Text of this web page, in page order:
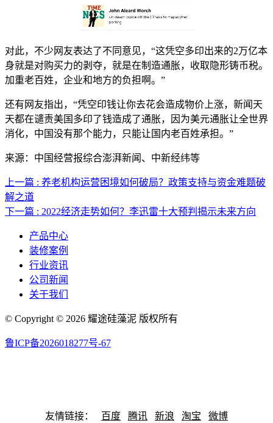
对此，不少网友表达了不同意见，“这凭空多印出来的2万亿本
身就是对购买力的剥夺，就是在制造通胀，收取隐形铸币税。
加重老百姓，企业和地方的负担啊。”
还有网友指出，“凭空印钱让你去花会造成物价上涨，新闻天
天都在谴责美国多印了钱造成了通胀，因为美元通胀让全世界
消化，中国没有那个能力，只能让国内老百姓承担。”
来源：中国经营报综合澎湃新闻、中新经纬等
上一篇 : 养老机构运营困境如何破局？政策支持与资金难题破
解之道
下一篇 : 2022经济走势如何？李迅雷十大预判揭示未来方向
产品中心
装修案例
行业资讯
公司新闻
关于我们
© Copyright © 2026 耀途硅藻泥 版权所有
鲁ICP备2026018277号-67
友情链接： 百度 腾讯 新浪 淘宝 微博